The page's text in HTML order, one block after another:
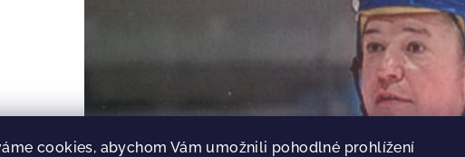
cookies, abychom Vám umožnili pohodlné prohlížení